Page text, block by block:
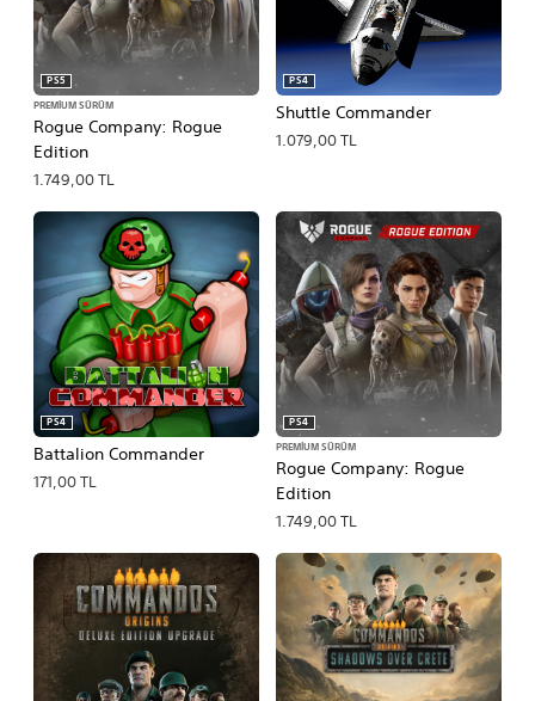
Rogue Company: Rogue
Edition
PS5
PREMIUM SÜRÜM
1.749,00 TL
Shuttle Commander
PS4
1.079,00 TL
Battalion Commander
PS4
171,00 TL
Rogue Company: Rogue
Edition
PS4
PREMIUM SÜRÜM
1.749,00 TL